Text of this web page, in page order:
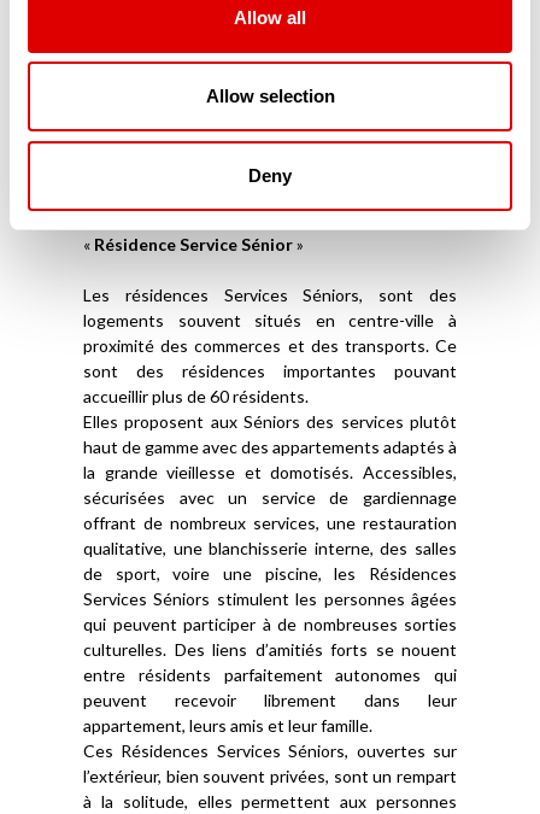
Allow all
Allow selection
Deny
résidences modernes sont connectées aux
Souvent situés en centre-ville, ces appartements
ou maisonnées en coliving sont souvent privés et
ne font pas partie du secteur médico-social.
« Résidence Service Sénior»
Les résidences Services Séniors, sont des
logements souvent situés en centre-ville à
proximité des commerces et des transports. Ce
sont des résidences importantes pouvant
accueillir plus de 60 résidents.
Elles proposent aux Séniors des services plutôt
haut de gamme avec des appartements adaptés à
la grande vieillesse et domotisés. Accessibles,
sécurisées avec un service de gardiennage
offrant de nombreux services, une restauration
qualitative, une blanchisserie interne, des salles
de sport, voire une piscine, les Résidences
Services Séniors stimulent les personnes âgées
qui peuvent participer à de nombreuses sorties
culturelles. Des liens d’amitiés forts se nouent
entre résidents parfaitement autonomes qui
peuvent recevoir librement dans leur
appartement, leurs amis et leur famille.
Ces Résidences Services Séniors, ouvertes sur
l’extérieur, bien souvent privées, sont un rempart
à la solitude, elles permettent aux personnes